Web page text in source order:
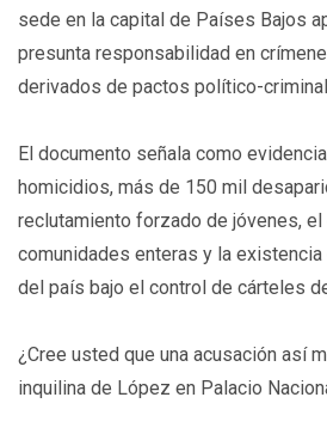
sede en la capital de Países Bajos
presunta responsabilidad en
derivados de pactos político-
El documento señala como
homicidios, más de 150 mil
reclutamiento forzado de jóvenes,
comunidades enteras y la
del país bajo el control de cárteles
¿Cree usted que una acusación así
inquilina de López en Palacio